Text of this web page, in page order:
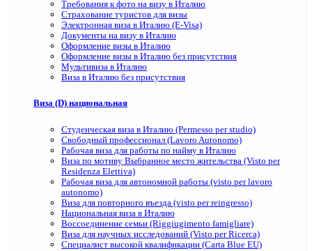
Требования к фото на визу в Италию
Страхование туристов для визы
Электронная виза в Италию (E-Visa)
Документы на визу в Италию
Оформление визы в Италию
Оформление визы в Италию без присутствия
Мультивиза в Италию
Виза в Италию без присутствия
Виза (D) национальная
Студенческая виза в Италию (Permesso per studio)
Свободный профессионал (Lavoro Autonomo)
Рабочая виза для работы по найму в Италию
Виза по мотиву Выбранное место жительства (Visto per
Residenza Elettiva)
Рабочая виза для автономной работы (visto per lavoro
autonomo)
Виза для повторного въезда (visto per reingresso)
Национальная виза в Италию
Воссоединение семьи (Riggiugimento famigliare)
Виза для научных исследований (Visto per Ricerca)
Специалист высокой квалификации (Carta Blue EU)